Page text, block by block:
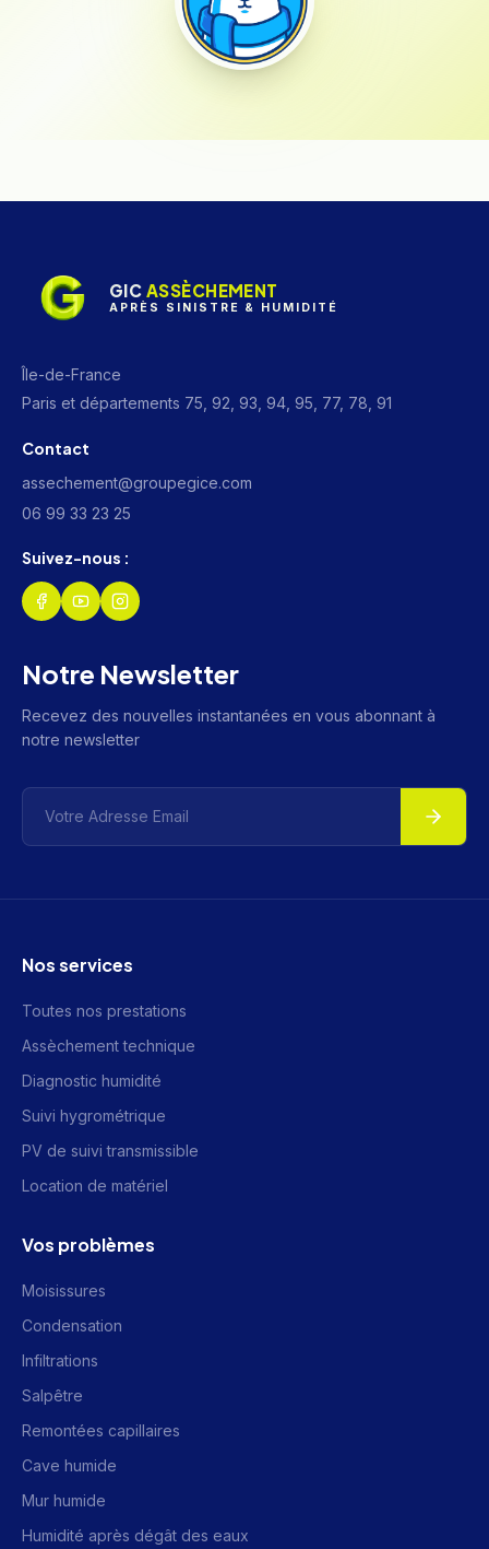
GIC ASSÈCHEMENT
APRÈS SINISTRE & HUMIDITÉ
Île-de-France
Paris et départements 75, 92, 93, 94, 95, 77, 78, 91
Contact
assechement@groupegice.com
06 99 33 23 25
Suivez-nous :
Notre Newsletter
Recevez des nouvelles instantanées en vous abonnant à
notre newsletter
Nos services
Toutes nos prestations
Assèchement technique
Diagnostic humidité
Suivi hygrométrique
PV de suivi transmissible
Location de matériel
Vos problèmes
Moisissures
Condensation
Infiltrations
Salpêtre
Remontées capillaires
Cave humide
Mur humide
Humidité après dégât des eaux